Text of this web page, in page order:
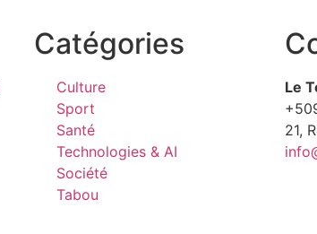
Catégories
Culture
Sport
Santé
Technologies & AI
Société
Tabou
Le
21,